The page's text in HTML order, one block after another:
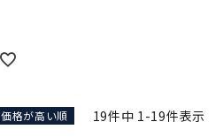
価格が高い順 19件中 1-19件表示